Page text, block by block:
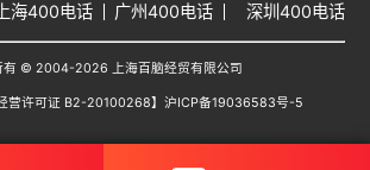
上海400电话 广州400电话 深圳400电话
有 © 2004-2026 上海百脑经贸有限公司
营许可证 B2-20100268】 沪ICP备19036583号-5